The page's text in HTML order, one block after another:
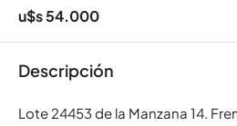
u$s 54.000
Descripción
Lote 24453 de la Manzana 14.